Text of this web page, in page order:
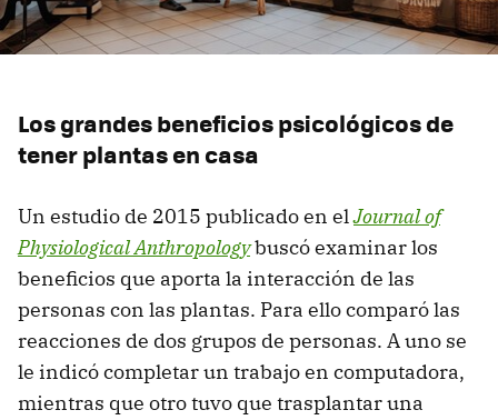
Los grandes beneficios psicológicos de
tener plantas en casa
Un estudio de 2015 publicado en elJournal of
Physiological Anthropologybuscó examinar los
beneficios que aporta la interacción de las
personas con las plantas. Para ello comparó las
reacciones de dos grupos de personas. A uno se
le indicó completar un trabajo en computadora,
mientras que otro tuvo que trasplantar una